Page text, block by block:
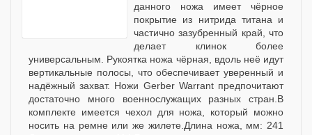
данного ножа имеет чёрное
покрытие из нитрида титана и
частично зазубренный край, что
делает клинок более
универсальным. Рукоятка ножа чёрная, вдоль неё идут
вертикальные полосы, что обеспечивает уверенный и
надёжный захват. Ножи Gerber Warrant предпочитают
достаточно много военнослужащих разных стран.В
комплекте имеется чехол для ножа, который можно
носить на ремне или же жилете.Длина ножа, мм: 241